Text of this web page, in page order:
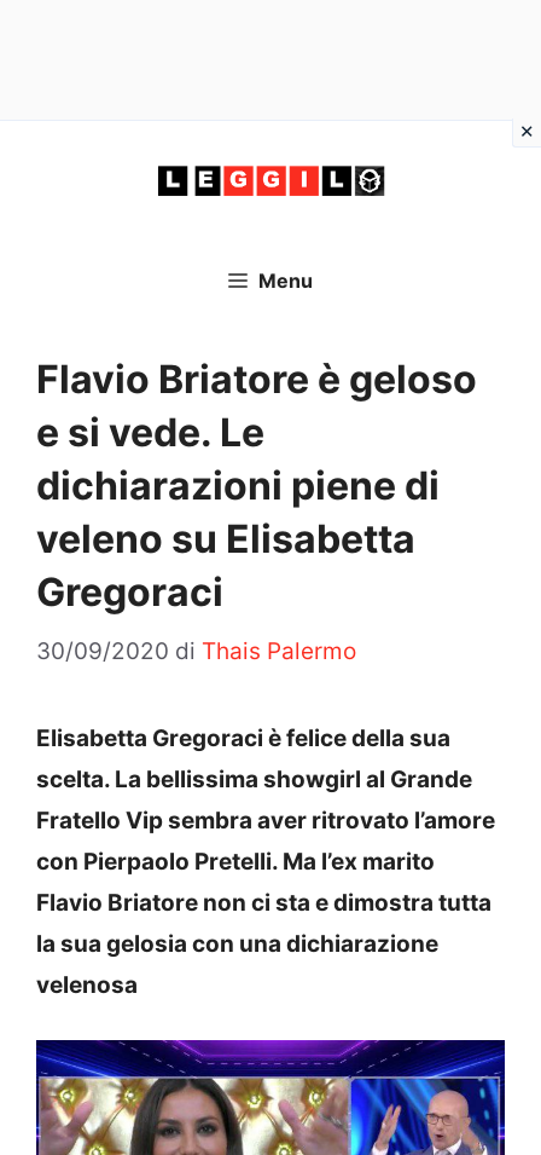
Menu
Flavio Briatore è geloso
e si vede. Le
dichiarazioni piene di
veleno su Elisabetta
Gregoraci
30/09/2020 di Thais Palermo
Elisabetta Gregoraci è felice della sua
scelta. La bellissima showgirl al Grande
Fratello Vip sembra aver ritrovato l’amore
con Pierpaolo Pretelli. Ma l’ex marito
Flavio Briatore non ci sta e dimostra tutta
la sua gelosia con una dichiarazione
velenosa